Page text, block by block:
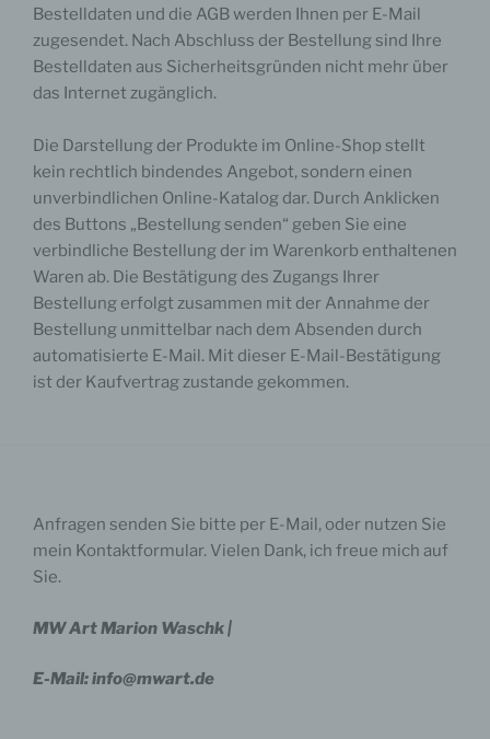
Bestelldaten und die AGB werden Ihnen per E-Mail
zugesendet. Nach Abschluss der Bestellung sind Ihre
Bestelldaten aus Sicherheitsgründen nicht mehr über
das Internet zugänglich.
Die Darstellung der Produkte im Online-Shop stellt
kein rechtlich bindendes Angebot, sondern einen
unverbindlichen Online-Katalog dar. Durch Anklicken
des Buttons „Bestellung senden“ geben Sie eine
verbindliche Bestellung der im Warenkorb enthaltenen
Waren ab. Die Bestätigung des Zugangs Ihrer
Bestellung erfolgt zusammen mit der Annahme der
Bestellung unmittelbar nach dem Absenden durch
automatisierte E-Mail. Mit dieser E-Mail-Bestätigung
ist der Kaufvertrag zustande gekommen.
Anfragen senden Sie bitte per E-Mail, oder nutzen Sie
mein Kontaktformular. Vielen Dank, ich freue mich auf
Sie.
MW Art Marion Waschk |
E-Mail: info@mwart.de
Name und Anschrift des für die Verarbeitung
Verantwortlichen
Verantwortlicher im Sinne der Datenschutz-
und anderer Bestimmungen mit
datenschutzrechtlichem Charakter ist die:
MW Art Marion Waschk
Franzstr.
58091 Hagen
Cookies / SessionStorage / LocalStorage
Die Internetseiten verwenden teilweise so genannte
sicherer zu machen. Local Storage und